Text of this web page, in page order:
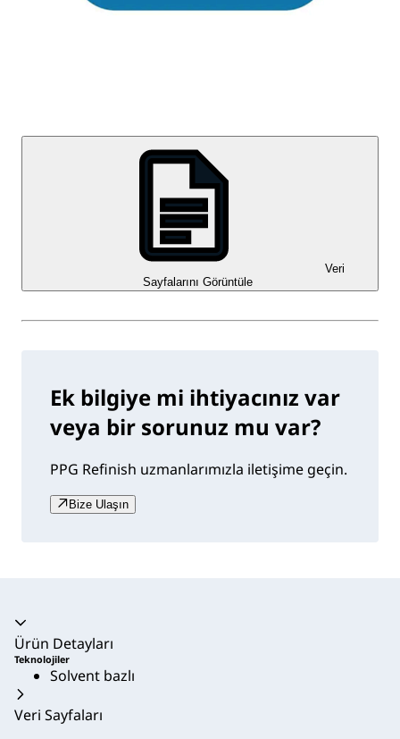
Veri
Sayfalarını Görüntüle
Ek bilgiye mi ihtiyacınız var
veya bir sorunuz mu var?
PPG Refinish uzmanlarımızla iletişime geçin.
Bize Ulaşın
Akordeon daraltıldı
Ürün Detayları
Teknolojiler
Solvent bazlı
Veri Sayfaları